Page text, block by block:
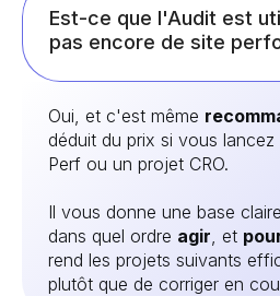
Est-ce que l'Audit est
pas encore de site
Oui, et c'est même
déduit du prix si vous lancez
Perf ou un projet CRO.
Il vous donne une base
dans quel ordre agir , et
rend les projets suivants
plutôt que de corriger en